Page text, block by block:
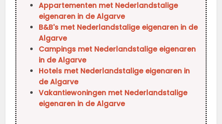
Appartementen met Nederlandstalige
eigenaren in de Algarve
B&B's met Nederlandstalige eigenaren in de
Algarve
Campings met Nederlandstalige eigenaren
in de Algarve
Hotels met Nederlandstalige eigenaren in
de Algarve
Vakantiewoningen met Nederlandstalige
eigenaren in de Algarve